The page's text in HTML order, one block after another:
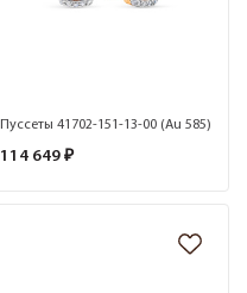
Пуссеты 41702-151-13-00 (Au 585)
114 649 ₽